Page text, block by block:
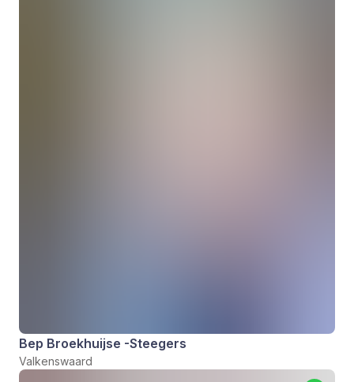
Bep Broekhuijse -Steegers
Valkenswaard